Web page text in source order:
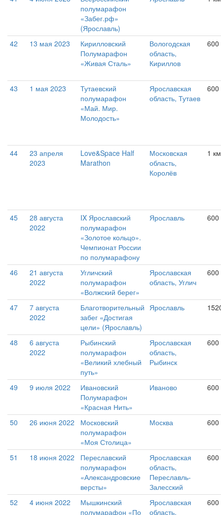
полумарафон
«Забег.рф»
(Ярославль)
42 13 мая 2023
Кирилловский
Полумарафон
«Живая Сталь»
Вологодская
область,
Кириллов
43 1 мая 2023
Тутаевский
полумарафон
«Май. Мир.
Молодость»
Ярославская
область, Тутаев
44
23 апреля
2023
Love&Space Half
Marathon
Московская
область,
Королёв
1 км
45
28 августа
2022
IX Ярославский
полумарафон
«Золотое кольцо».
Чемпионат России
по полумарафону
Ярославль
46
21 августа
2022
Угличский
полумарафон
«Волжский берег»
Ярославская
область, Углич
47
7 августа
2022
Благотворительный
забег «Достигая
цели» (Ярославль)
Ярославль
48
6 августа
2022
Рыбинский
полумарафон
«Великий хлебный
путь»
Ярославская
область,
Рыбинск
49 9 июля 2022
Ивановский
Полумарафон
«Красная Нить»
Иваново
50 26 июня 2022
Московский
полумарафон
«Моя Столица»
Москва 600
51 18 июня 2022
Переславский
полумарафон
«Александровские
версты»
Ярославская
область,
Переславль-
Залесский
52 4 июня 2022
Мышкинский
полумарафон «По
Ярославская
область,